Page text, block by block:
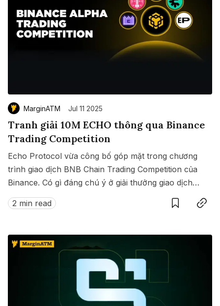
MarginATM Jul 11 2025
Tranh giải 10M ECHO thông qua Binance
Trading Competition
Echo Protocol vừa công bố góp mặt trong chương
trình giao dịch BNB Chain Trading Competition của
Binance. Có gì đáng chú ý ở giải thưởng giao dịch
này?
2 min read
SaveCopy link